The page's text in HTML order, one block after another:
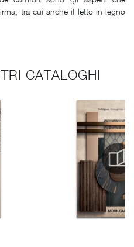
tra cui anche il letto in legno
CATALOGHI